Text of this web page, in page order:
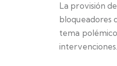
La provisión
bloqueadores
tema
intervenciones.